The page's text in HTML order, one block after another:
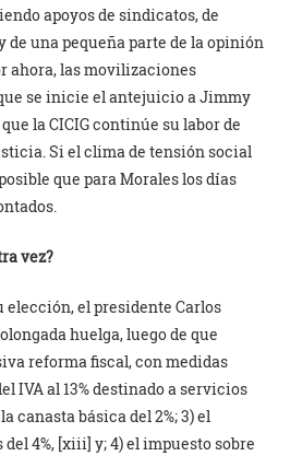
apoyos de sindicatos, de
de una pequeña parte de la opinión
ahora, las movilizaciones
se inicie el antejuicio a Jimmy
la CICIG continúe su labor de
Si el clima de tensión social
que para Morales los días
vez?
elección, el presidente Carlos
huelga, luego de que
reforma fiscal, con medidas
IVA al 13% destinado a servicios
canasta básica del 2%; 3) el
4%, [xiii] y; 4) el impuesto sobre